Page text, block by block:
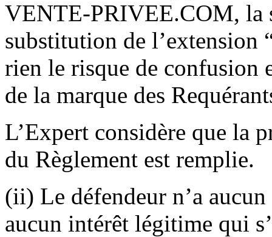
VENTE-PRIVEE.COM, la
substitution de l’extension
rien le risque de confusion
de la marque des
L’Expert considère que la
du Règlement est remplie.
(ii) Le défendeur n’a
aucun intérêt légitime qui